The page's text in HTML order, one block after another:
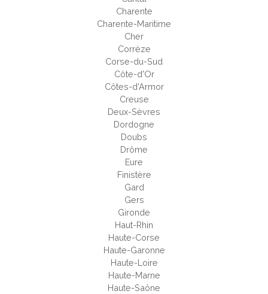
Charente
Charente-Maritime
Cher
Corrèze
Corse-du-Sud
Côte-d'Or
Côtes-d'Armor
Creuse
Deux-Sèvres
Dordogne
Doubs
Drôme
Eure
Finistère
Gard
Gers
Gironde
Haut-Rhin
Haute-Corse
Haute-Garonne
Haute-Loire
Haute-Marne
Haute-Saône